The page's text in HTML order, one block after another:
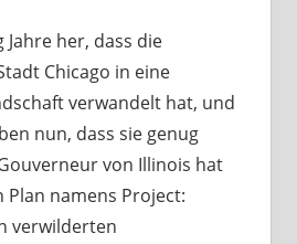
Jahre her, dass die
Chicago in eine
verwandelt hat, und
nun, dass sie genug
von Illinois hat
Plan namens Project:
verwilderten